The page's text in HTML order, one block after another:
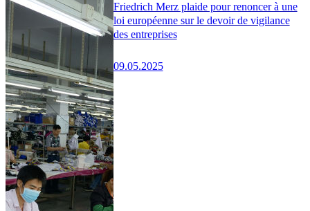
Friedrich Merz plaide pour renoncer à une
loi européenne sur le devoir de vigilance
des entreprises
09.05.2025